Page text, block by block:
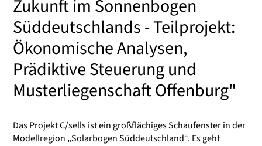
Zukunft im Sonnenbogen
Süddeutschlands - Teilprojekt:
Ökonomische Analysen,
Prädiktive Steuerung und
Musterliegenschaft Offenburg"
Das Projekt C/sells ist ein großflächiges Schaufenster in der
Modellregion „Solarbogen Süddeutschland“. Es geht